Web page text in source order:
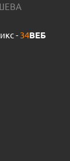
- 34ВЕБ